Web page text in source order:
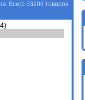
Всего 53208 товаров.